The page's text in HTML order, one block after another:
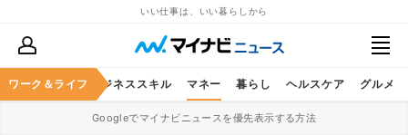
いい仕事は、いい暮らしから
ワーク＆ライフ
キャリア ビジネススキル マネー 暮らし ヘルスケア グルメ
Googleでマイナビニュースを優先表示する方法